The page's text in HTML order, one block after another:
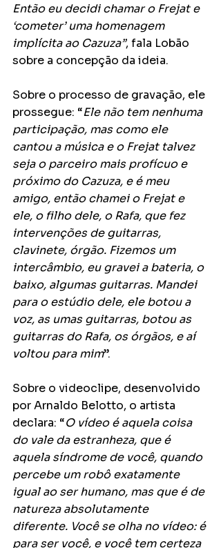
Então eu decidi chamar o Frejat e
‘cometer’ uma homenagem
implícita ao Cazuza”, fala Lobão
sobre a concepção da ideia.
Sobre o processo de gravação, ele
prossegue: “Ele não tem nenhuma
participação, mas como ele
cantou a música e o Frejat talvez
seja o parceiro mais profícuo e
próximo do Cazuza, e é meu
amigo, então chamei o Frejat e
ele, o filho dele, o Rafa, que fez
intervenções de guitarras,
clavinete, órgão. Fizemos um
intercâmbio, eu gravei a bateria, o
baixo, algumas guitarras. Mandei
para o estúdio dele, ele botou a
voz, as umas guitarras, botou as
guitarras do Rafa, os órgãos, e aí
voltou para mim”.
Sobre o videoclipe, desenvolvido
por Arnaldo Belotto, o artista
declara: “O vídeo é aquela coisa
do vale da estranheza, que é
aquela síndrome de você, quando
percebe um robô exatamente
igual ao ser humano, mas que é de
natureza absolutamente
diferente. Você se olha no vídeo: é
para ser você, e você tem certeza